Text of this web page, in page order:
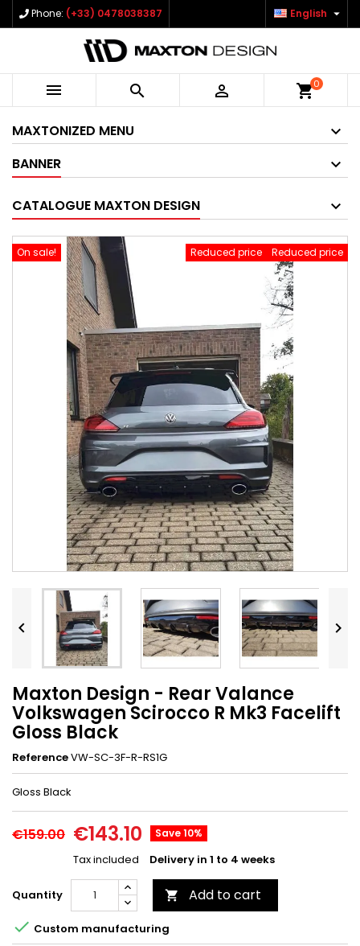
Phone: (+33) 0478038387 English 
   shopping_cart0
MAXTONIZED MENU
BANNER
CATALOGUE MAXTON DESIGN
On sale! Reduced price
Reduced price
 
Maxton Design - Rear Valance
Volkswagen Scirocco R Mk3 Facelift
Gloss Black
ReferenceVW-SC-3F-R-RS1G
Gloss Black
€159.00 €143.10 Save 10%
Tax included Delivery in 1 to 4 weeks
Quantity  Add to cart
 Custom manufacturing